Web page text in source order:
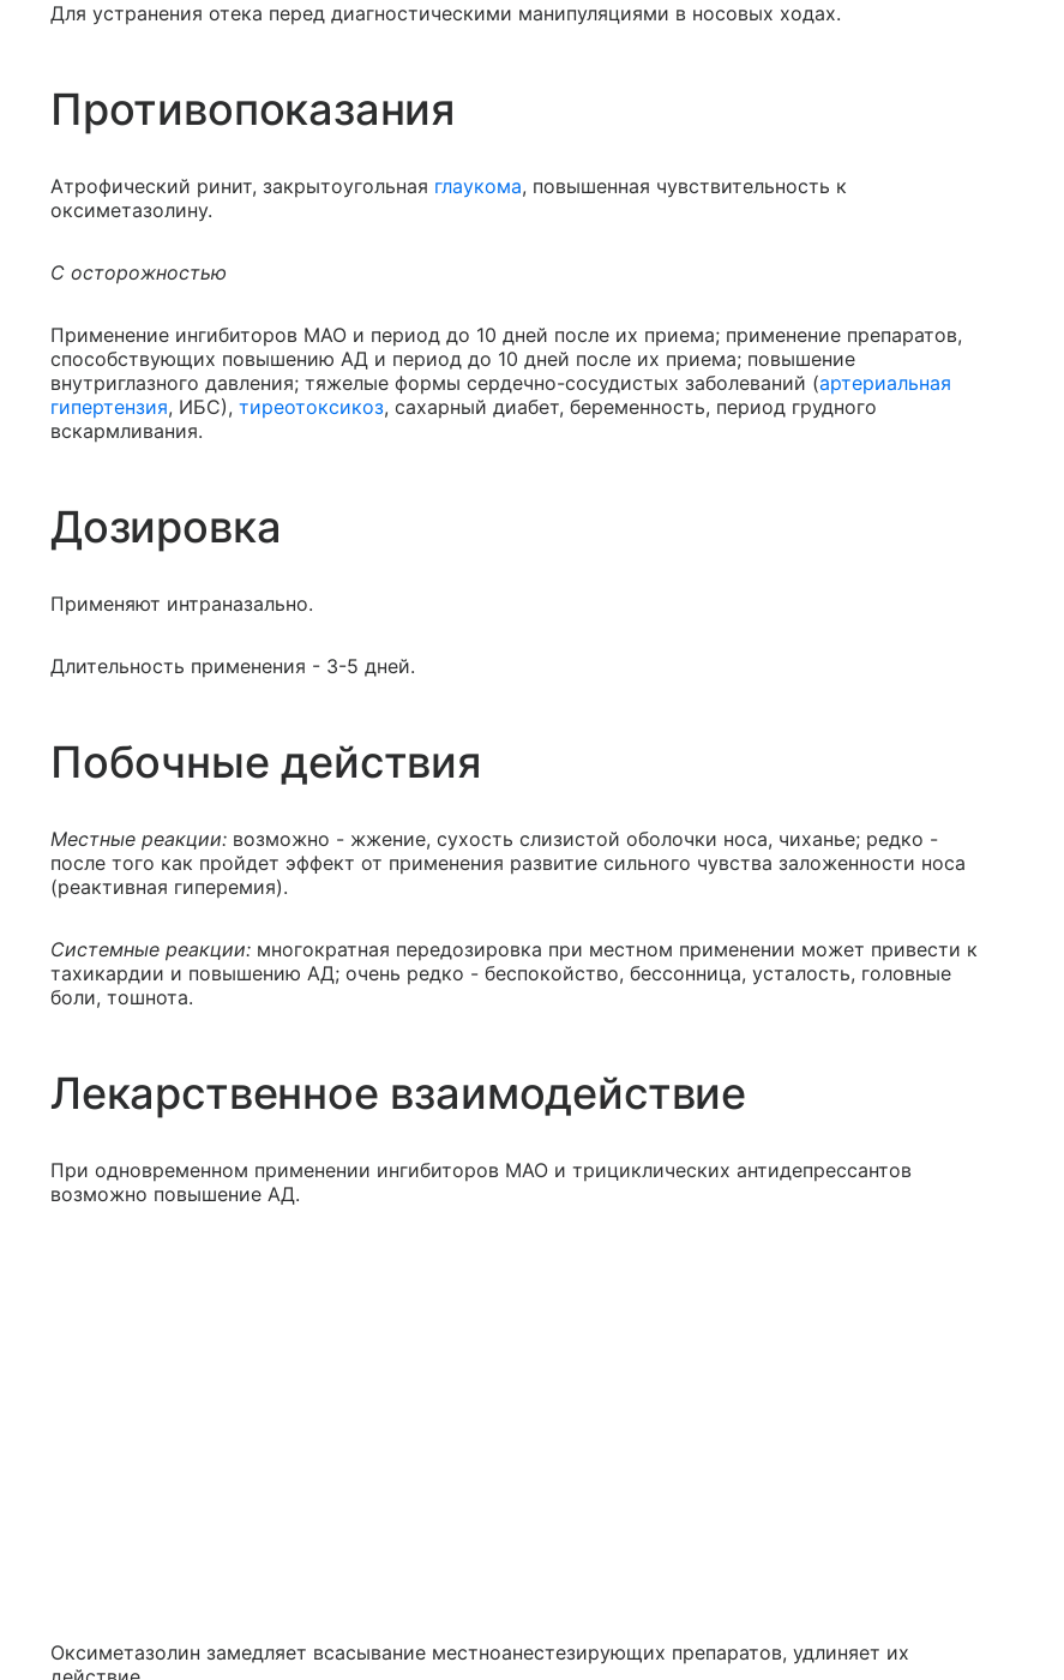
Для устранения отека перед диагностическими манипуляциями в носовых ходах.
Противопоказания
Атрофический ринит, закрытоугольная глаукома, повышенная чувствительность к
оксиметазолину.
С осторожностью
Применение ингибиторов МАО и период до 10 дней после их приема; применение препаратов,
способствующих повышению АД и период до 10 дней после их приема; повышение
внутриглазного давления; тяжелые формы сердечно-сосудистых заболеваний (артериальная
гипертензия, ИБС), тиреотоксикоз, сахарный диабет, беременность, период грудного
вскармливания.
Дозировка
Применяют интраназально.
Длительность применения - 3-5 дней.
Побочные действия
Местные реакции: возможно - жжение, сухость слизистой оболочки носа, чиханье; редко -
после того как пройдет эффект от применения развитие сильного чувства заложенности носа
(реактивная гиперемия).
Системные реакции: многократная передозировка при местном применении может привести к
тахикардии и повышению АД; очень редко - беспокойство, бессонница, усталость, головные
боли, тошнота.
Лекарственное взаимодействие
При одновременном применении ингибиторов МАО и трициклических антидепрессантов
возможно повышение АД.
Оксиметазолин замедляет всасывание местноанестезирующих препаратов, удлиняет их